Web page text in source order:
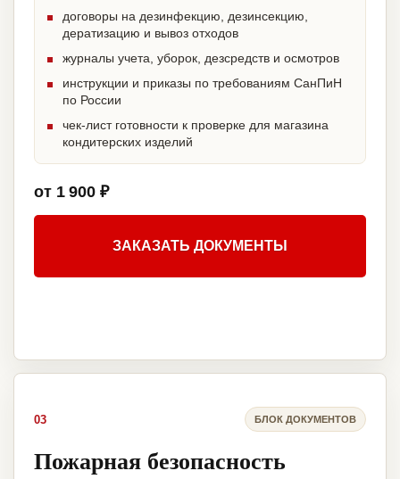
договоры на дезинфекцию, дезинсекцию,
дератизацию и вывоз отходов
журналы учета, уборок, дезсредств и осмотров
инструкции и приказы по требованиям СанПиН
по России
чек-лист готовности к проверке для магазина
кондитерских изделий
от 1 900 ₽
ЗАКАЗАТЬ ДОКУМЕНТЫ
03 БЛОК ДОКУМЕНТОВ
Пожарная безопасность